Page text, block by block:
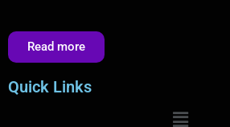
Read more
Quick Links